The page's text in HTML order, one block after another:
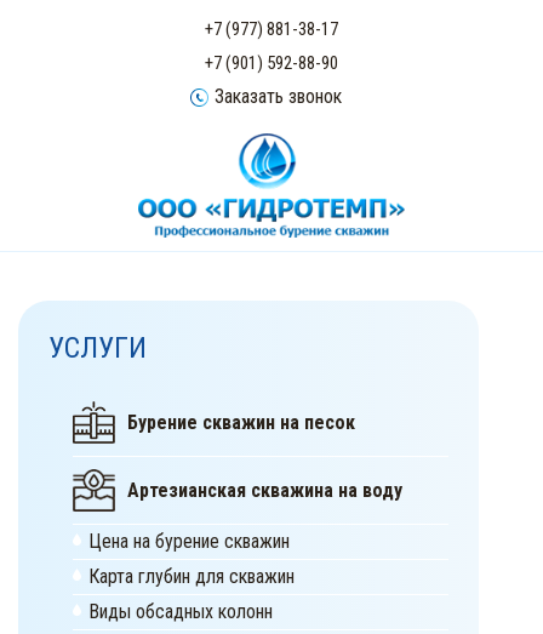
+7 (977) 881-38-17
+7 (901) 592-88-90
Заказать звонок
УСЛУГИ
Бурение скважин на песок
Артезианская скважина на воду
Цена на бурение скважин
Карта глубин для скважин
Виды обсадных колонн